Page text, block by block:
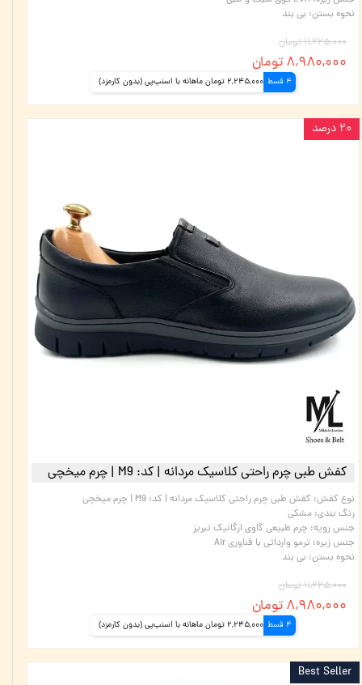
نحوه بستن: بی بند
۱۱,۲۲۵,۰۰۰ تومان
۸,۹۸۰,۰۰۰ تومان
4 قسط 2,245,000 تومان ماهانه با اسنپ‌پی (بدون کارمزد)
کفش طبی چرم راحتی کلاسیک مردانه | کد: M9 | چرم میخچی
نوع کفش: کفش طبی چرم راحتی کلاسیک مردانه | کد: M9 | چرم میخچی
رنگ بندی: مشکی
جنس رویه: چرم طبیعی گاوی ارگانیک تبریز
جنس زیره: ترمو وارداتی با فناوری Air
نحوه بستن: بی بند
۱۱,۲۲۵,۰۰۰ تومان
۸,۹۸۰,۰۰۰ تومان
4 قسط 2,245,000 تومان ماهانه با اسنپ‌پی (بدون کارمزد)
۲۰ درصد
Best Seller